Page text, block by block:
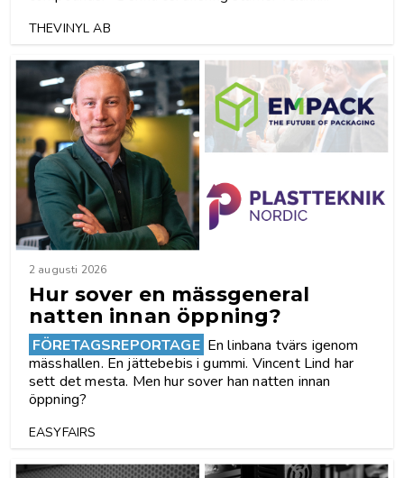
THEVINYL AB
2 augusti 2026
Hur sover en mässgeneral
natten innan öppning?
FÖRETAGSREPORTAGE En linbana tvärs igenom
mässhallen. En jättebebis i gummi. Vincent Lind har
sett det mesta. Men hur sover han natten innan
öppning?
EASYFAIRS